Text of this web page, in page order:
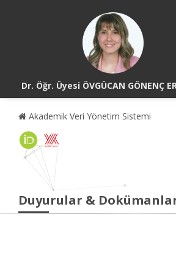
Dr. Öğr. Üyesi ÖVGÜCAN GÖNENÇ
Akademik Veri Yönetim Sistemi
Duyurular &